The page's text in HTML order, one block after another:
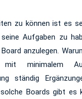
zu können ist es
Aufgaben zu
anzulegen.
mit minimalem
ständig
Boards gibt es